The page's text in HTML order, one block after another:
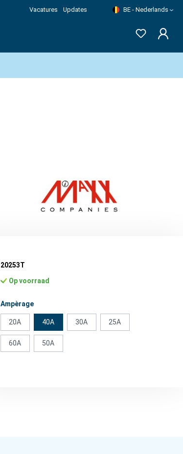
Vacatures Updates BE - Nederlands
20253T
Op voorraad
Selecteer
Ampèrage
20A 40A 30A 25A
60A 50A